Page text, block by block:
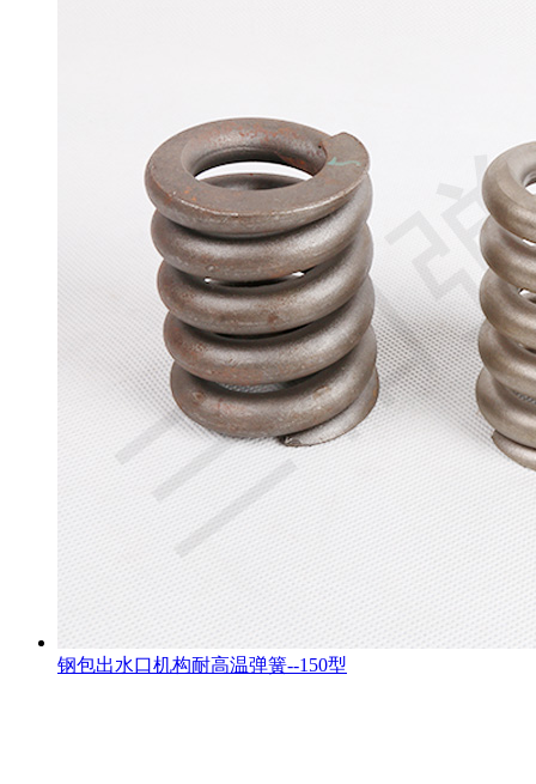
钢包出水口机构耐高温弹簧--150型